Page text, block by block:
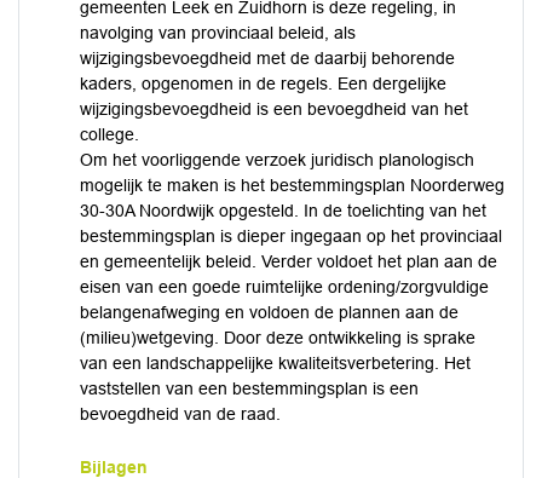
gemeenten Leek en Zuidhorn is deze regeling, in
navolging van provinciaal beleid, als
wijzigingsbevoegdheid met de daarbij behorende
kaders, opgenomen in de regels. Een dergelijke
wijzigingsbevoegdheid is een bevoegdheid van het
college.
Om het voorliggende verzoek juridisch planologisch
mogelijk te maken is het bestemmingsplan Noorderweg
30-30A Noordwijk opgesteld. In de toelichting van het
bestemmingsplan is dieper ingegaan op het provinciaal
en gemeentelijk beleid. Verder voldoet het plan aan de
eisen van een goede ruimtelijke ordening/zorgvuldige
belangenafweging en voldoen de plannen aan de
(milieu)wetgeving. Door deze ontwikkeling is sprake
van een landschappelijke kwaliteitsverbetering. Het
vaststellen van een bestemmingsplan is een
bevoegdheid van de raad.
Bijlagen